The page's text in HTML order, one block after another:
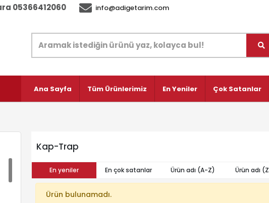
05366412060 info@adigetarim.com
Ana Sayfa Tüm Ürünlerimiz En Yeniler Çok Satanlar
Kap-Trap
En yeniler En çok satanlar Ürün adı (A-Z) Ürün adı
Ürün bulunamadı.